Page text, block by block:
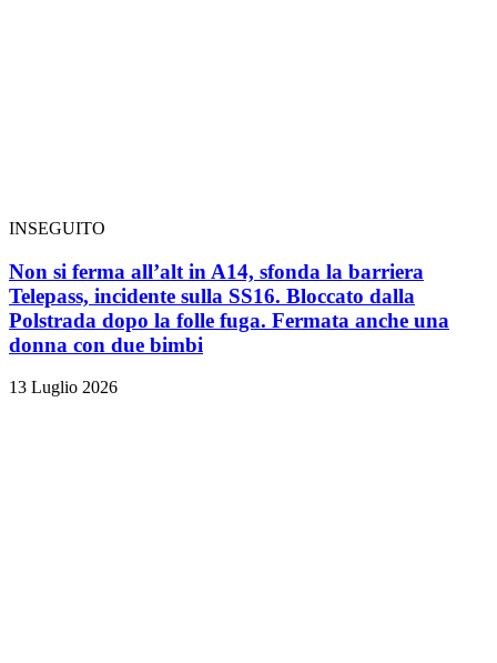
INSEGUITO
Non si ferma all’alt in A14, sfonda la barriera
Telepass, incidente sulla SS16. Bloccato dalla
Polstrada dopo la folle fuga. Fermata anche una
donna con due bimbi
13 Luglio 2026